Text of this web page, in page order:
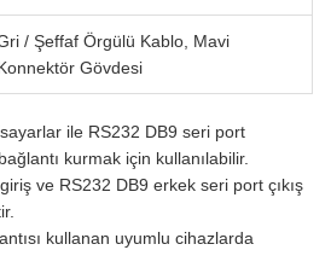
/ Şeffaf Örgülü Kablo, Mavi
Gövdesi
ile RS232 DB9 seri port
kurmak için kullanılabilir.
ve RS232 DB9 erkek seri port çıkış
kullanan uyumlu cihazlarda